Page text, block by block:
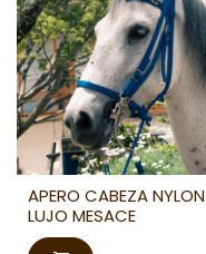
APERO CABEZA NYLON
LUJO MESACE